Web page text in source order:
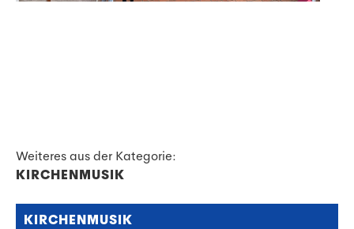
Weiteres aus der Kategorie:
KIRCHENMUSIK
KIRCHENMUSIK